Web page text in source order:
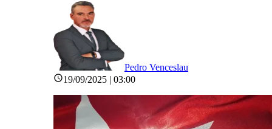
Pedro Venceslau
19/09/2025 | 03:00